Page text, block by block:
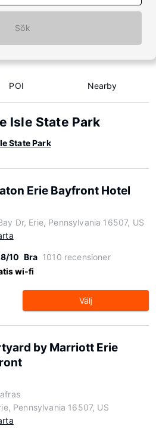
Sök
POI Nearby
Isle State Park
State Park
Erie Bayfront Hotel
Dr, Erie, Pennsylvania 16507, US
10 Bra 1010 recensioner
wi-fi
Välj
by Marriott Erie
Pennsylvania 16507, US